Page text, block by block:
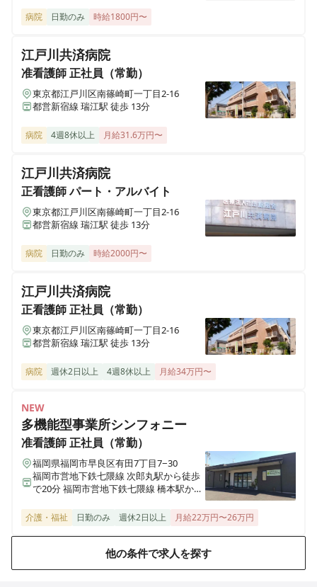
【病棟勤務で日勤のみ◎無料託児所完備◎】2026年に
フルリニューアルする、地域に根差した2次救急指定病
准看護師 正社員（常勤）
【外来常勤◎月9日休み◎無料託児所完備◎】2026年に
フルリニューアルする、地域に根差した2次救急指定病
院です🏥
正看護師 パート・アルバイト
≪非常勤≫【無料託児所完備◎週4以上～◎】2026年に
フルリニューアルする、地域に根差した2次救急指定病
准看護師 正社員（常勤）
【月9日休み◎残業月5時間程度◎無料託児所完備◎】
2026年にフルリニューアルする、地域に根差した2次救
急指定病院です🏥
【手術室で日勤常勤◎無料託児所完備◎】2026年にフ
ルリニューアルする、地域に根差した2次救急指定病院
です🏥
准看護師 パート・アルバイト
≪非常勤≫【無料託児所完備◎週4以上～◎】2026年に
フルリニューアルする、地域に根差した2次救急指定病
病院 日勤のみ 時給1800円〜
江戸川共済病院
准看護師正社員（常勤）
東京都江戸川区南篠崎町一丁目2-16
都営新宿線 瑞江駅 徒歩 13分
病院 4週8休以上 月給31.6万円〜
江戸川共済病院
正看護師パート・アルバイト
東京都江戸川区南篠崎町一丁目2-16
都営新宿線 瑞江駅 徒歩 13分
病院 日勤のみ 時給2000円〜
江戸川共済病院
正看護師正社員（常勤）
東京都江戸川区南篠崎町一丁目2-16
都営新宿線 瑞江駅 徒歩 13分
病院 週休2日以上 4週8休以上 月給34万円〜
NEW
多機能型事業所シンフォニー
准看護師正社員（常勤）
福岡県福岡市早良区有田7丁目7−30
福岡市営地下鉄七隈線 次郎丸駅から徒歩
で20分 福岡市営地下鉄七隈線 橋本駅から
介護・福祉 日勤のみ 週休2日以上 月給22万円〜26万円
他の条件で求人を探す